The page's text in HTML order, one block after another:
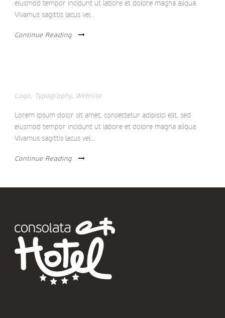
eiusmod tempor incidunt ut labore et dolore magna aliqua.
Vivamus sagittis lacus vel...
Continue Reading
Logo, Typography, Website
Lorem ipsum dolor sit amet, consectetur adipisici elit, sed
eiusmod tempor incidunt ut labore et dolore magna aliqua.
Vivamus sagittis lacus vel...
Continue Reading